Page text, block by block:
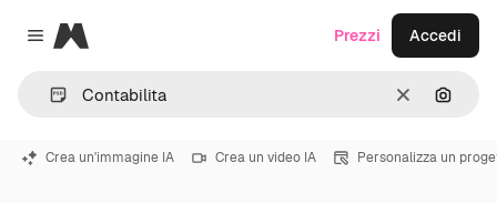
Close menu
Magnific
CancellaCerca
Prezzi Accedi
Crea un'immagine IA Crea un video IA Personalizza un